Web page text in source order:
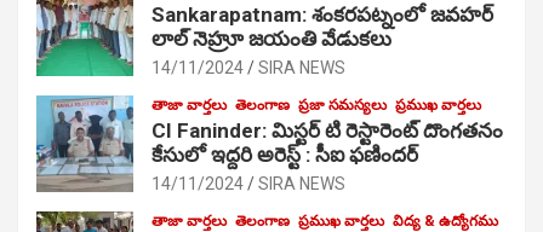
Sankarapatnam: శంకరపట్నంలో జవహర్
లాల్ నెహ్రూ జయంతి వేడుకలు
14/11/2024 SIRA NEWS
తాజా వార్తలు తెలంగాణ ప్రజా సమస్యలు ప్రముఖ వార్తలు
CI Faninder: మిస్టర్ టి రెస్టారెంట్ దొంగతనం
కేసులో ఇద్దరి అరెస్ట్ : సీఐ ఫణిందర్
14/11/2024 SIRA NEWS
తాజా వార్తలు తెలంగాణ ప్రముఖ వార్తలు విద్య & ఉద్యోగము